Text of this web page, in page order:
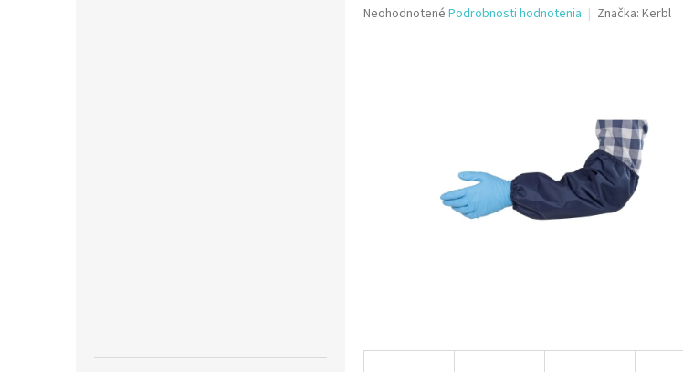
Priemerné
Neohodnotené Podrobnosti hodnotenia Značka: Kerbl